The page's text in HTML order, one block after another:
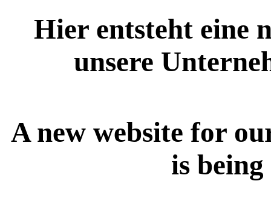
Hier entsteht eine
unsere
A new website for
is